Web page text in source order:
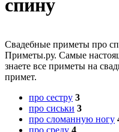
спину
Свадебные приметы про
Приметы.ру. Самые
знаете все приметы на
примет.
про сестру 3
про сиськи 3
про сломанную ногу
про среду 4